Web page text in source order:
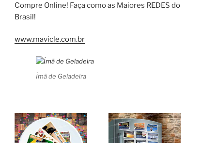
Compre Online! Faça como as Maiores REDES do
Brasil!
www.mavicle.com.br
Ímã de Geladeira